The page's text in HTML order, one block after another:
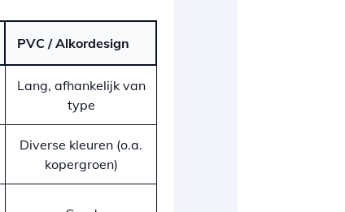
PVC / Alkordesign
Lang, afhankelijk van
type
Diverse kleuren (o.a.
kopergroen)